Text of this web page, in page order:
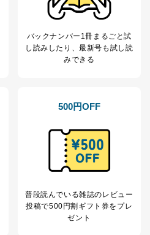
バックナンバー1冊まるごと試
し読み したり、最新号も試し読
みできる
500円OFF
普段読んでいる雑誌のレビュー
投稿で500円割ギフト券をプレ
ゼント